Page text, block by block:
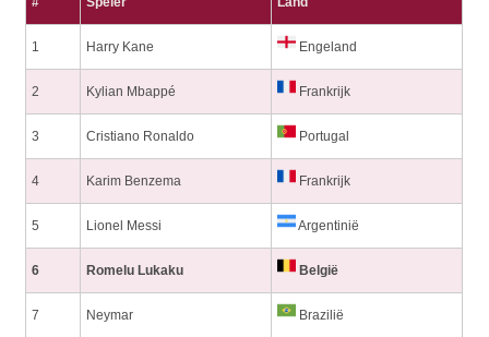
1 Harry Kane Engeland
2 Kylian Mbappé Frankrijk
3 Cristiano Ronaldo Portugal
4 Karim Benzema Frankrijk
5 Lionel Messi Argentinië
6 Romelu Lukaku België
7 Neymar Brazilië